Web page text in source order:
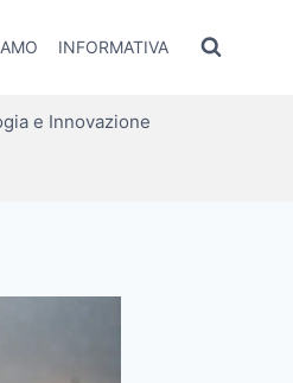
INFORMATIVA
e Innovazione